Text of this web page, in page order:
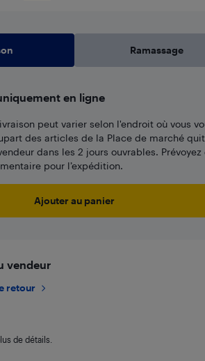
Ramassage
en ligne
peut varier selon l'endroit où vous
des articles de la Place de marché
dans les 2 jours ouvrables. Prévoyez
pour l’expédition.
Ajouter au panier
vendeur
retour
de détails.